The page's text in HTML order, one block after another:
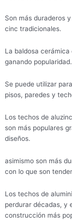
Son más duraderos
cinc tradicionales.
La baldosa
ganando popularidad.
Se puede utilizar
pisos, paredes y
Los techos de
son más populares
diseños.
asimismo son más
con lo que son
Los techos de
perdurar décadas, y
construcción más